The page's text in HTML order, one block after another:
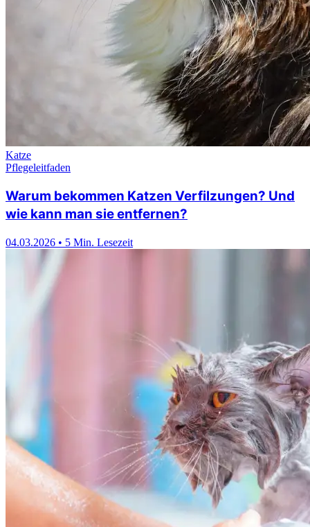
Katze
Pflegeleitfaden
Warum bekommen Katzen Verfilzungen? Und
wie kann man sie entfernen?
04.03.2026 • 5 Min. Lesezeit